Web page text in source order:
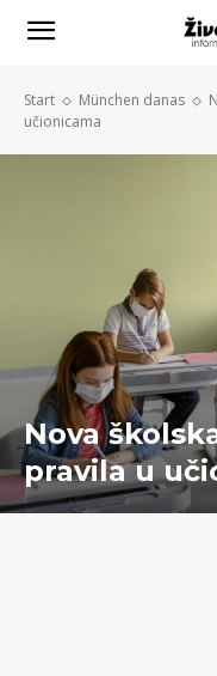
Start München danas
učionicama
Nova
pravila u